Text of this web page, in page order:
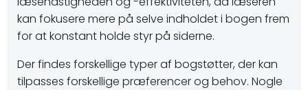
kan fokusere mere på selve indholdet i bogen frem
for at konstant holde styr på siderne.
Der findes forskellige typer af bogstøtter, der kan
tilpasses forskellige præferencer og behov. Nogle